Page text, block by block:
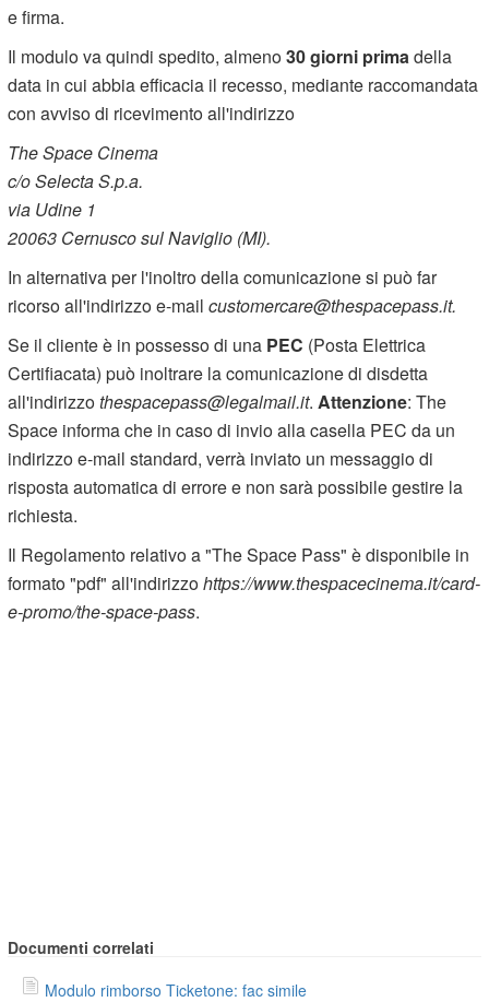
e firma.
Il modulo va quindi spedito, almeno30 giorni prima della
data in cui abbia efficacia il recesso, mediante raccomandata
con avviso di ricevimento all'indirizzo
The Space Cinema
c/o Selecta S.p.a.
via Udine 1
20063 Cernusco sul Naviglio (MI).
In alternativa per l'inoltro della comunicazione si può far
ricorso all'indirizzo e-mail customercare@thespacepass.it.
Se il cliente è in possesso di una PEC (Posta Elettrica
Certifiacata) può inoltrare la comunicazione di disdetta
all'indirizzothespacepass@legalmail.it. Attenzione: The
Space informa che in caso di invio alla casella PEC da un
indirizzo e-mail standard, verrà inviato un messaggio di
risposta automatica di errore e non sarà possibile gestire la
richiesta.
Il Regolamento relativo a "The Space Pass" è disponibile in
formato "pdf" all'indirizzohttps://www.thespacecinema.it/card-
e-promo/the-space-pass.
Documenti correlati
Modulo rimborso Ticketone: fac simile